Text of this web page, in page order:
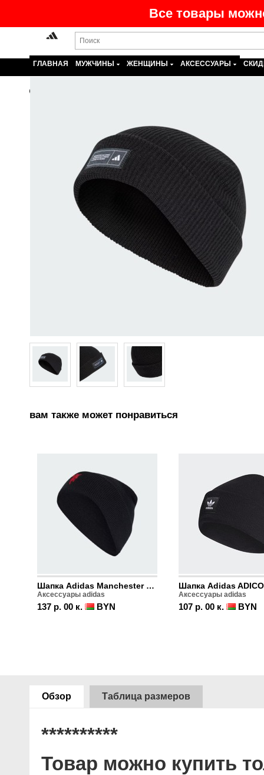
Все товары
ГЛАВНАЯ МУЖЧИНЫ ЖЕНЩИНЫ АКСЕССУАРЫ
вам также может понравиться
Шапка Adidas Manchester United
Аксессуары adidas
137 р. 00 к. BYN
Шапка Adidas
Аксессуары adidas
107 р. 00 к. BYN
Обзор Таблица размеров
**********
Товар можно купить